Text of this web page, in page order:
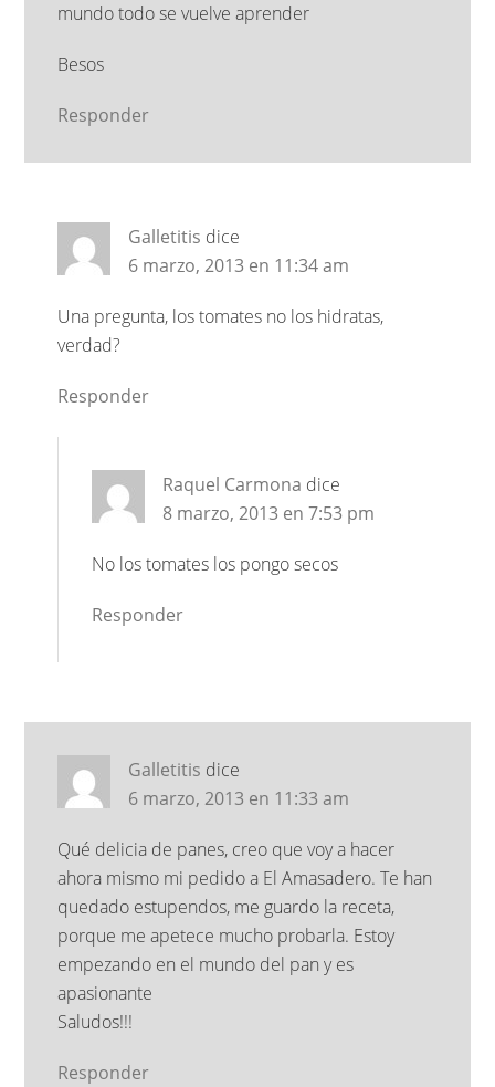
mundo todo se vuelve aprender
Besos
Responder
Galletitis dice
6 marzo, 2013 en 11:34 am
Una pregunta, los tomates no los hidratas,
verdad?
Responder
Raquel Carmona dice
8 marzo, 2013 en 7:53 pm
No los tomates los pongo secos
Responder
Galletitis dice
6 marzo, 2013 en 11:33 am
Qué delicia de panes, creo que voy a hacer
ahora mismo mi pedido a El Amasadero. Te han
quedado estupendos, me guardo la receta,
porque me apetece mucho probarla. Estoy
empezando en el mundo del pan y es
apasionante
Saludos!!!
Responder